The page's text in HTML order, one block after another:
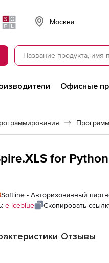
Москва
Офисные
for
Softline - Авторизованный
e-iceblue Скопировать
Отзывы